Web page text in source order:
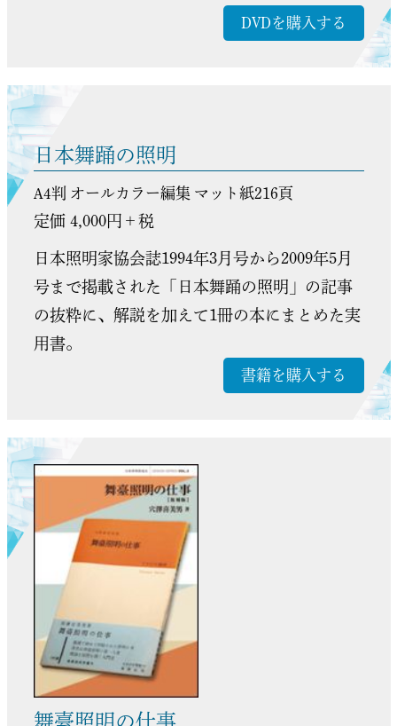
DVDを購入する
日本舞踊の照明
A4判 オールカラー編集 マット紙216頁
定価 4,000円＋税
日本照明家協会誌1994年3月号から2009年5月
号まで掲載された「日本舞踊の照明」の記事
の抜粋に、解説を加えて1冊の本にまとめた実
用書。
書籍を購入する
舞臺照明の仕事